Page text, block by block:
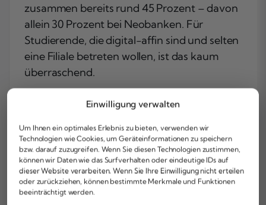
Einwilligung verwalten
Um Ihnen ein optimales Erlebnis zu bieten, verwenden wir
Technologien wie Cookies, um Geräteinformationen zu speichern
bzw. darauf zuzugreifen. Wenn Sie diesen Technologien zustimmen,
können wir Daten wie das Surfverhalten oder eindeutige IDs auf
dieser Website verarbeiten. Wenn Sie Ihre Einwilligung nicht erteilen
oder zurückziehen, können bestimmte Merkmale und Funktionen
beeinträchtigt werden.
zusammen bereits rund 45 Prozent – davon
allein 30 Prozent bei Neobanken. Für
Studierende, die digital-affin sind und selten
eine Filiale betreten wollen, ist das kaum
überraschend.
Prozent ein breites Online-Banking-
Angebot als wichtigstes Kriterium bei der
Kontowahl. Das Filialnetz halten dagegen
nur noch 37 Prozent dieser Altersgruppe für
relevant. Das bedeutet nicht, dass
Filialbanken keine Daseinsberechtigung